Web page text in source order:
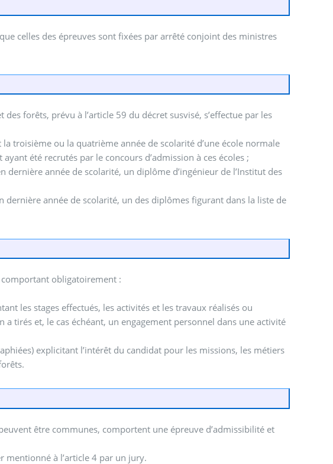
celles des épreuves sont fixées par arrêté conjoint des ministres
forêts, prévu à l’article 59 du décret susvisé, s’effectue par les
troisième ou la quatrième année de scolarité d’une école normale
été recrutés par le concours d’admission à ces écoles ;
dernière année de scolarité, un diplôme d’ingénieur de l’Institut des
dernière année de scolarité, un des diplômes figurant dans la liste de
obligatoirement :
les stages effectués, les activités et les travaux réalisés ou
tirés et, le cas échéant, un engagement personnel dans une activité
explicitant l’intérêt du candidat pour les missions, les métiers
être communes, comportent une épreuve d’admissibilité et
mentionné à l’article 4 par un jury.